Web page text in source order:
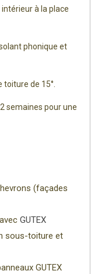
à la place
phonique et
toiture de 15°.
semaines pour une
(façades
GUTEX
sous-toiture et
GUTEX